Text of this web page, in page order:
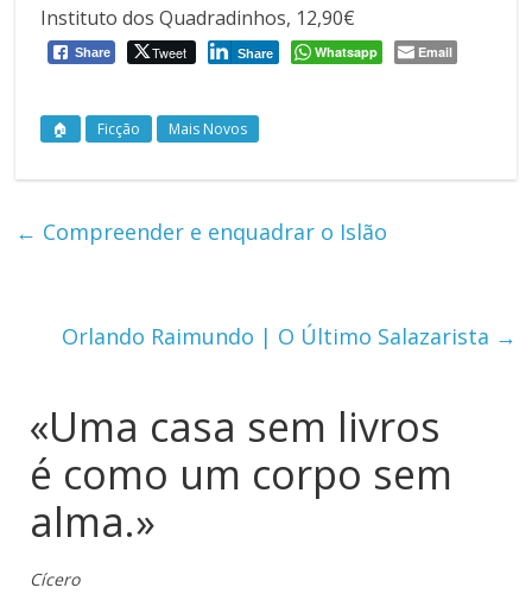
Instituto dos Quadradinhos, 12,90€
Share Tweet Share Whatsapp Email
🏠 Ficção Mais Novos
← Compreender e enquadrar o Islão
Orlando Raimundo | O Último Salazarista →
«Uma casa sem livros
é como um corpo sem
alma.»
Cícero